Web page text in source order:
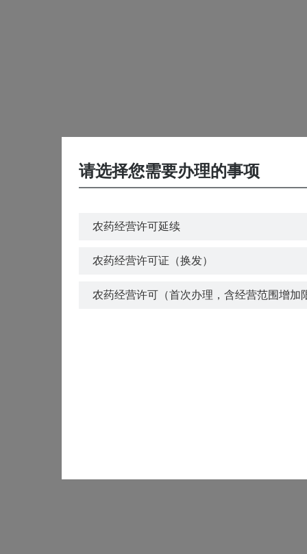
请选择您需要办理的事项
农药经营许可延续
农药经营许可证（换发）
农药经营许可（首次办理，含经营范围增